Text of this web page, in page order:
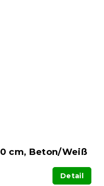
cm, Beton/Weiß
Detail